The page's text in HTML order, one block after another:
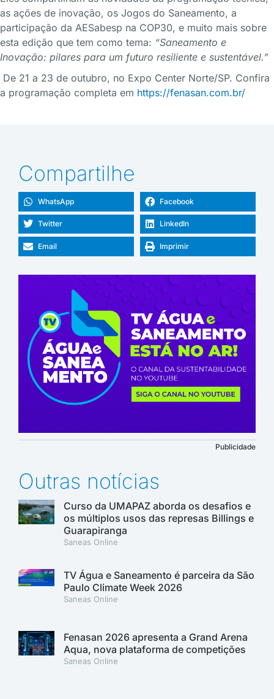
as ações de inovação, os Jogos do Saneamento, a
participação da AESabesp na COP30, e muito mais sobre
esta edição que tem como tema: “Saneamento e
Inovação: pilares para um futuro resiliente e sustentável.”
De 21 a 23 de outubro, no Expo Center Norte/SP. Confira
a programação completa em https://fenasan.com.br/
Compartilhe
WhatsApp Facebook
Twitter LinkedIn
Email Imprimir
Publicidade
Outras notícias
Curso da UMAPAZ aborda os desafios e
os múltiplos usos das represas Billings e
Guarapiranga
Saneas Online
TV Água e Saneamento é parceira da São
Paulo Climate Week 2026
Saneas Online
Fenasan 2026 apresenta a Grand Arena
Aqua, nova plataforma de competições
Saneas Online